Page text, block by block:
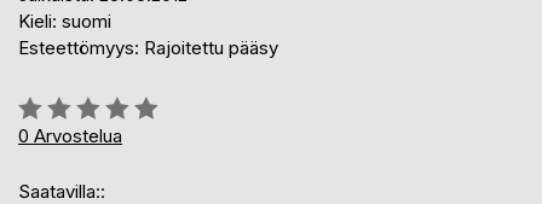
Kieli: suomi
Esteettömyys: Rajoitettu pääsy
Arvostelu::
0%
0 Arvostelua
Saatavilla::